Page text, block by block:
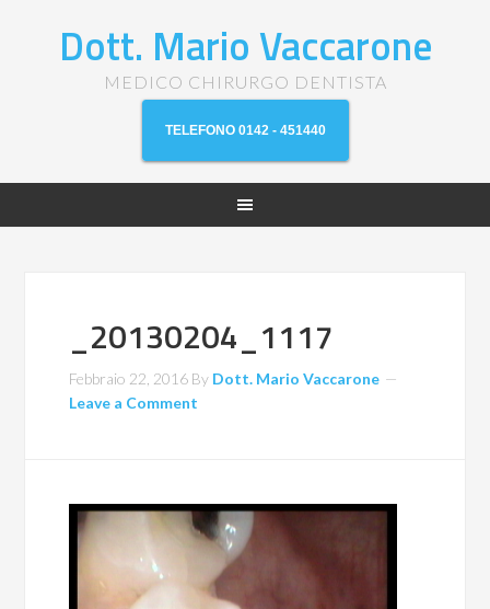
Dott. Mario Vaccarone
MEDICO CHIRURGO DENTISTA
TELEFONO 0142 - 451440
_20130204_1117
Febbraio 22, 2016 By Dott. Mario Vaccarone
Leave a Comment